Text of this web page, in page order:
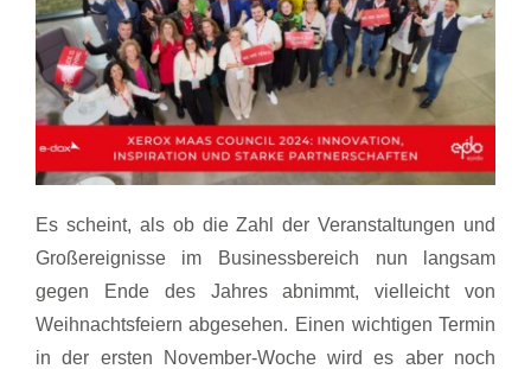
Es scheint, als ob die Zahl der Veranstaltungen und
Großereignisse im Businessbereich nun langsam
gegen Ende des Jahres abnimmt, vielleicht von
Weihnachtsfeiern abgesehen. Einen wichtigen Termin
in der ersten November-Woche wird es aber noch